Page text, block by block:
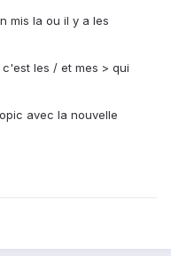
mis la ou il y a les
les / et mes > qui
avec la nouvelle